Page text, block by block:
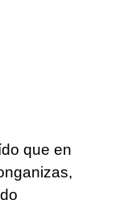
que en